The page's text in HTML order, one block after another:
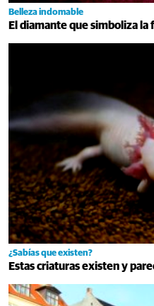
Belleza indomable
El diamante que simboliza
¿Sabías que existen?
Estas criaturas existen y